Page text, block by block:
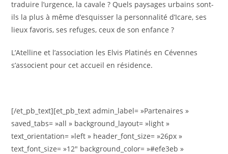
traduire l’urgence, la cavale ? Quels paysages urbains sont-
ils la plus à même d’esquisser la personnalité d’Icare, ses
lieux favoris, ses refuges, ceux de son enfance ?
L’Atelline et l’association les Elvis Platinés en Cévennes
s’associent pour cet accueil en résidence.
[/et_pb_text][et_pb_text admin_label= »Partenaires »
saved_tabs= »all » background_layout= »light »
text_orientation= »left » header_font_size= »26px »
text_font_size= »12″ background_color= »#efe3eb »